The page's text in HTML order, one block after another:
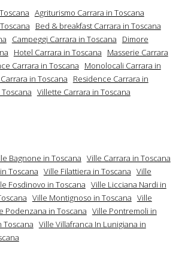
Agriturismo Carrara in Toscana
Bed & breakfast Carrara in Toscana
Campeggi Carrara in Toscana
Dimore
Hotel Carrara in Toscana
Masserie Carrara
Carrara in Toscana
Monolocali Carrara in
in Toscana
Residence Carrara in
Villette Carrara in Toscana
Bagnone in Toscana Ville Carrara in Toscana
Toscana Ville Filattiera in Toscana Ville
Fosdinovo in Toscana Ville Licciana Nardi in
Ville Montignoso in Toscana Ville
Podenzana in Toscana Ville Pontremoli in
Toscana Ville Villafranca In Lunigiana in